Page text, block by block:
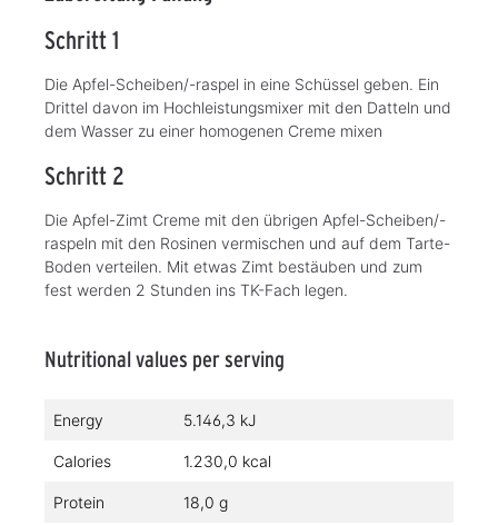
Schritt 1
Die Apfel-Scheiben/-raspel in eine Schüssel geben. Ein
Drittel davon im Hochleistungsmixer mit den Datteln und
dem Wasser zu einer homogenen Creme mixen
Schritt 2
Die Apfel-Zimt Creme mit den übrigen Apfel-Scheiben/-
raspeln mit den Rosinen vermischen und auf dem Tarte-
Boden verteilen. Mit etwas Zimt bestäuben und zum
fest werden 2 Stunden ins TK-Fach legen.
Nutritional values per serving
Energy 5.146,3 kJ
Calories 1.230,0 kcal
Protein 18,0 g